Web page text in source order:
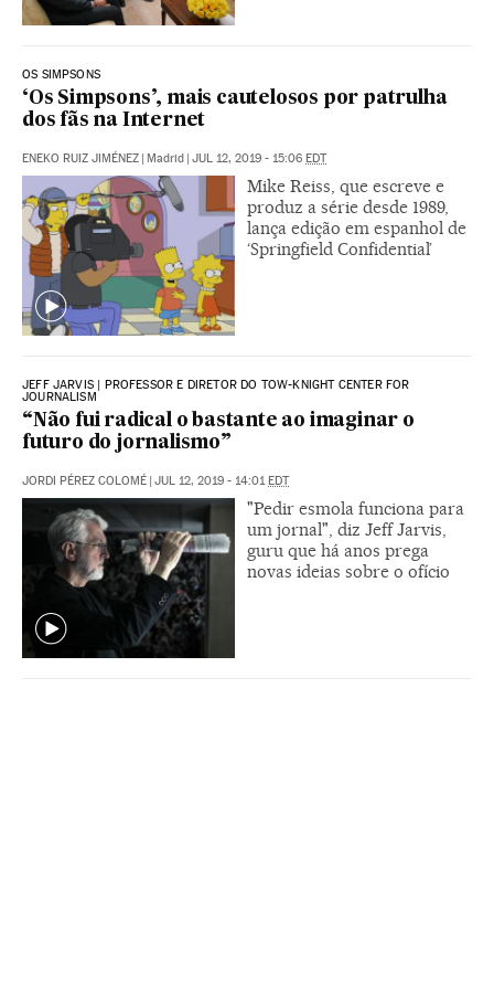
OS SIMPSONS
‘Os Simpsons’, mais cautelosos por patrulha
dos fãs na Internet
ENEKO RUIZ JIMÉNEZ | Madrid | JUL 12, 2019 - 15:06 EDT
Mike Reiss, que escreve e
produz a série desde 1989,
lança edição em espanhol de
‘Springfield Confidential’
JEFF JARVIS | PROFESSOR E DIRETOR DO TOW-KNIGHT CENTER FOR
JOURNALISM
“Não fui radical o bastante ao imaginar o
futuro do jornalismo”
JORDI PÉREZ COLOMÉ | JUL 12, 2019 - 14:01EDT
"Pedir esmola funciona para
um jornal", diz Jeff Jarvis,
guru que há anos prega
novas ideias sobre o ofício